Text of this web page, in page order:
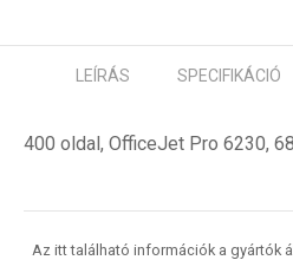
LEÍRÁS SPECIFIKÁCIÓ
400 oldal, OfficeJet Pro 6230,
Az itt található információk a gyártók